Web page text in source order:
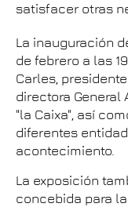
satisfacer otras
La inauguración
de febrero a las
Carles,
directora General
"la Caixa", así
diferentes
acontecimiento.
La exposición
concebida para